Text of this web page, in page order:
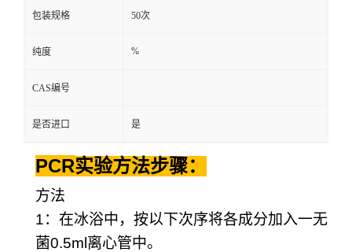
包装规格 50次
纯度 %
CAS编号
是否进口 是
PCR实验方法步骤：
方法
1：在冰浴中，按以下次序将各成分加入一无
菌0.5ml 离心管中。